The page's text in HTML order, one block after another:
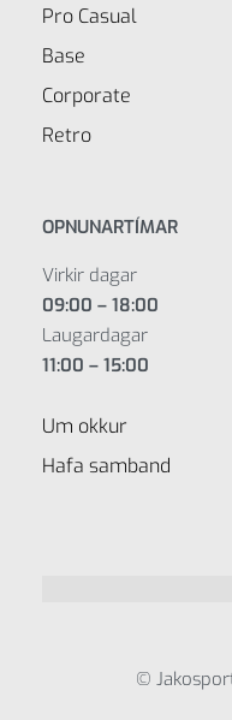
Pro Casual
Base
Corporate
Retro
OPNUNARTÍMAR
Virkir dagar
09:00 – 18:00
Laugardagar
11:00 – 15:00
Um okkur
Hafa samband
©